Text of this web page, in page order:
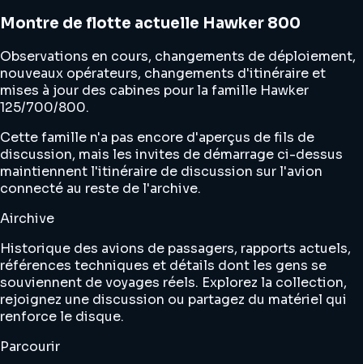
Montre de flotte actuelle Hawker 800
Observations en cours, changements de déploiement,
nouveaux opérateurs, changements d'itinéraire et
mises à jour des cabines pour la famille Hawker
125/700/800.
Cette famille n'a pas encore d'aperçus de fils de
discussion, mais les invites de démarrage ci-dessus
maintiennent l'itinéraire de discussion sur l'avion
connecté au reste de l'archive.
Airchive
Historique des avions de passagers, rapports actuels,
références techniques et détails dont les gens se
souviennent de voyages réels. Explorez la collection,
rejoignez une discussion ou partagez du matériel qui
renforce le disque.
Parcourir